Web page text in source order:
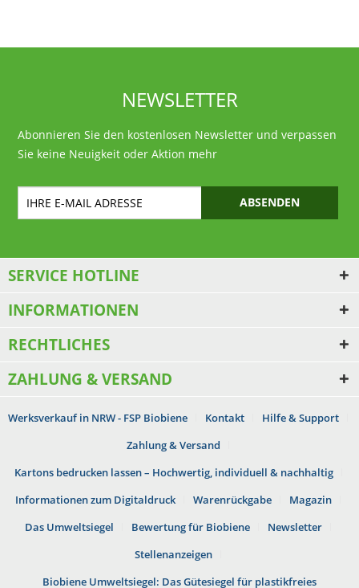
NEWSLETTER
Abonnieren Sie den kostenlosen Newsletter und verpassen
Sie keine Neuigkeit oder Aktion mehr
ABSENDEN
SERVICE HOTLINE
INFORMATIONEN
RECHTLICHES
ZAHLUNG & VERSAND
Werksverkauf in NRW - FSP Biobiene Kontakt
Hilfe & Support
Zahlung & Versand
Kartons bedrucken lassen – Hochwertig, individuell & nachhaltig
Informationen zum Digitaldruck
Warenrückgabe
Magazin
Das Umweltsiegel
Bewertung für Biobiene
Newsletter
Stellenanzeigen
Biobiene Umweltsiegel: Das Gütesiegel für plastikfreies